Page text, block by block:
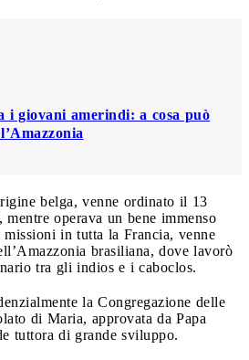
i giovani amerindi: a cosa può
belga, venne ordinato il 13
operava un bene immenso
in tutta la Francia, venne
brasiliana, dove lavorò
tra gli indios e i caboclos.
la Congregazione delle
di Maria, approvata da Papa
tuttora di grande sviluppo.